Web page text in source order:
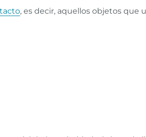
, es decir, aquellos objetos que